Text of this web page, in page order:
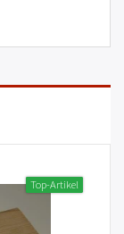
Top-Artikel